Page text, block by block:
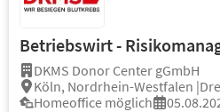
Betriebswirt -
DKMS Donor Center gGmbH
Köln, Nordrhein-Westfalen
Homeoffice möglich